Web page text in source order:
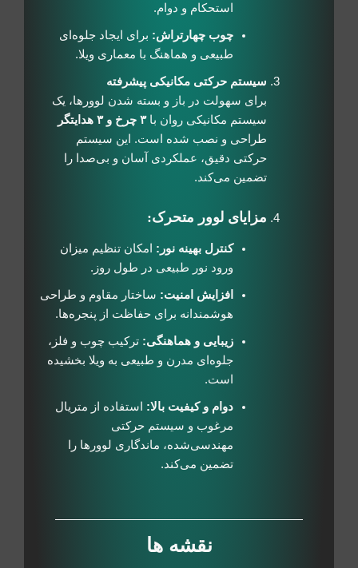
استحکام و دوام.
چوب چهارتراش: برای ایجاد جلوه‌ای
طبیعی و هماهنگ با معماری ویلا.
سیستم حرکتی مکانیکی پیشرفته
برای سهولت در باز و بسته شدن لوورها، یک
سیستم مکانیکی روان با۳ چرخ و ۳ هدایتگر
طراحی و نصب شده است. این سیستم
حرکتی دقیق، عملکردی آسان و بی‌صدا را
تضمین می‌کند.
مزایای لوور متحرک:
کنترل بهینه نور: امکان تنظیم میزان
ورود نور طبیعی در طول روز.
افزایش امنیت: ساختار مقاوم و طراحی
هوشمندانه برای حفاظت از پنجره‌ها.
زیبایی و هماهنگی: ترکیب چوب و فلز،
جلوه‌ای مدرن و طبیعی به ویلا بخشیده
است.
دوام و کیفیت بالا: استفاده از متریال
مرغوب و سیستم حرکتی
مهندسی‌شده، ماندگاری لوورها را
تضمین می‌کند.
نقشه ها